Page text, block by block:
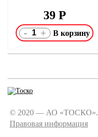
39 Р
- +
© 2020 — АО «ТОСКО».
Правовая информация